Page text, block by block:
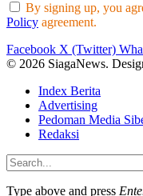
By signing up, you
Policy agreement.
Facebook X (Twitter)
© 2026 SiagaNews.
Index Berita
Advertising
Pedoman Media
Redaksi
Type above and press